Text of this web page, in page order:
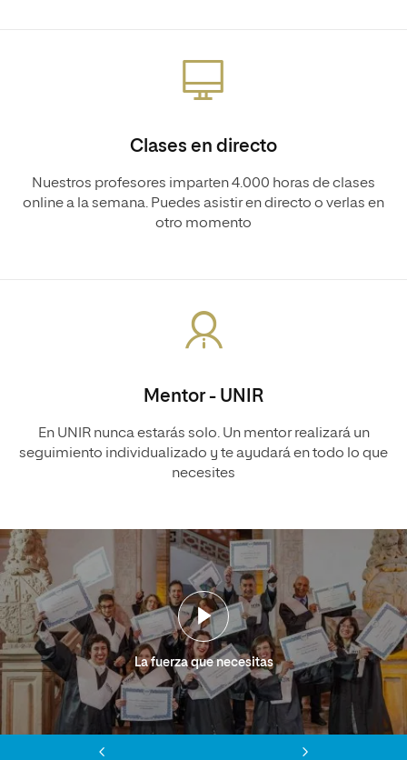
Clases en directo
Nuestros profesores imparten 4.000 horas de clases
online a la semana. Puedes asistir en directo o verlas en
otro momento
Mentor - UNIR
En UNIR nunca estarás solo. Un mentor realizará un
seguimiento individualizado y te ayudará en todo lo que
necesites
La fuerza que necesitas